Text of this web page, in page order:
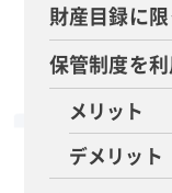
財産目録に
保管制度を
メリット
デメリット